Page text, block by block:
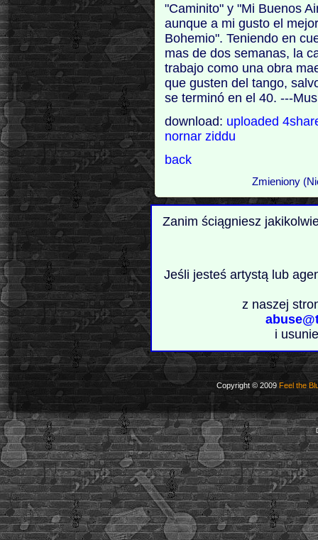
"Caminito" y "Mi Buenos
aunque a mi gusto el
Bohemio". Teniendo en
mas de dos semanas, la
trabajo como una obra
que gusten del tango,
se terminó en el 40. ---
download: uploaded
nornar ziddu
back
Zmieniony
Zanim ściągniesz
Jeśli jesteś artystą lub
z naszej
i
Copyright © 2009Feel the